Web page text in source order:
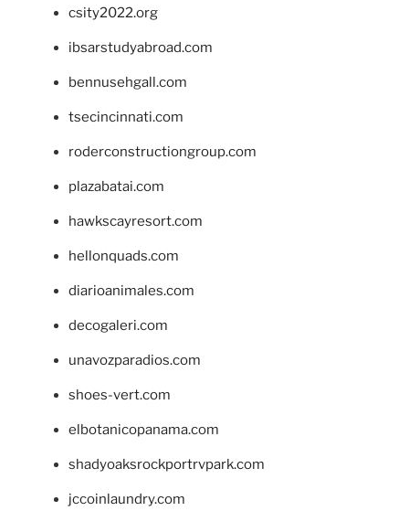
csity2022.org
ibsarstudyabroad.com
bennusehgall.com
tsecincinnati.com
roderconstructiongroup.com
plazabatai.com
hawkscayresort.com
hellonquads.com
diarioanimales.com
decogaleri.com
unavozparadios.com
shoes-vert.com
elbotanicopanama.com
shadyoaksrockportrvpark.com
jccoinlaundry.com